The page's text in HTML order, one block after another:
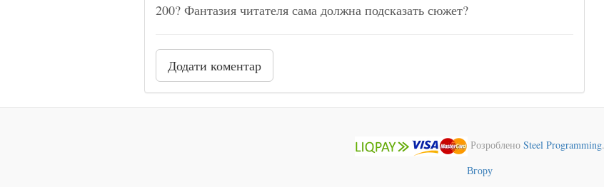
200? Фантазия читателя сама должна подсказать сюжет?
Додати коментар
Розроблено Steel Programming.
Вгору